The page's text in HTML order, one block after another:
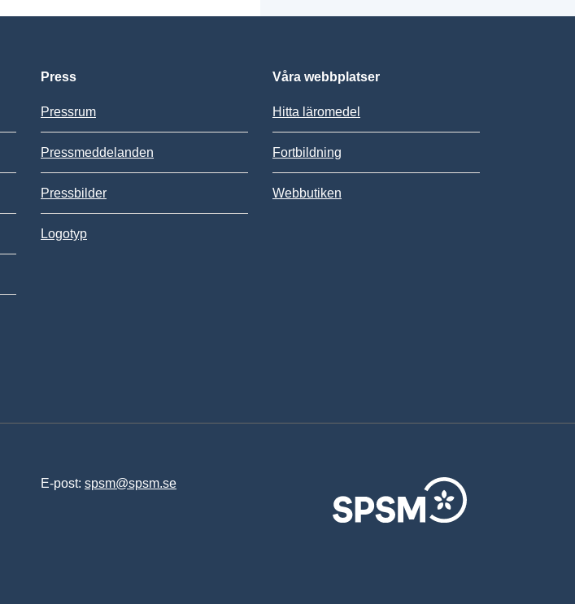
Press
Pressrum
Pressmeddelanden
Pressbilder
Logotyp
Våra webbplatser
Hitta läromedel
Fortbildning
Webbutiken
E-post: spsm@spsm.se